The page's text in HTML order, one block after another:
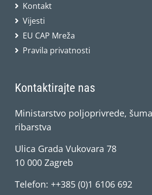
Kontakt
Vijesti
EU CAP Mreža
Pravila privatnosti
Kontaktirajte nas
Ministarstvo poljoprivrede,
ribarstva
Ulica Grada Vukovara 78
10 000 Zagreb
Telefon: ++385 (0)1 6106 692